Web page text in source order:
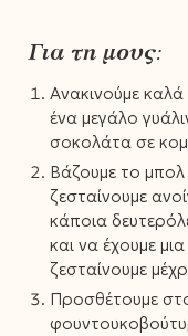
Για τη μους:
Ανακινούμε
ένα μεγάλο
σοκολάτα σε
Βάζουμε το
ζεσταίνουμε
κάποια
και να έχουμε
ζεσταίνουμε
Προσθέτουμε